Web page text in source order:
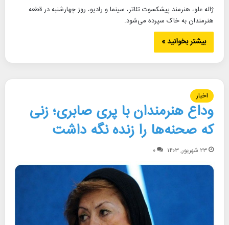
ژاله علو، هنرمند پیشکسوت تئاتر، سینما و رادیو، روز چهارشنبه در قطعه
هنرمندان به خاک سپرده می‌شود.
بیشتر بخوانید »
اخبار
وداع هنرمندان با پری صابری؛ زنی
که صحنه‌ها را زنده نگه داشت
۲۳ شهریور, ۱۴۰۳ ۰